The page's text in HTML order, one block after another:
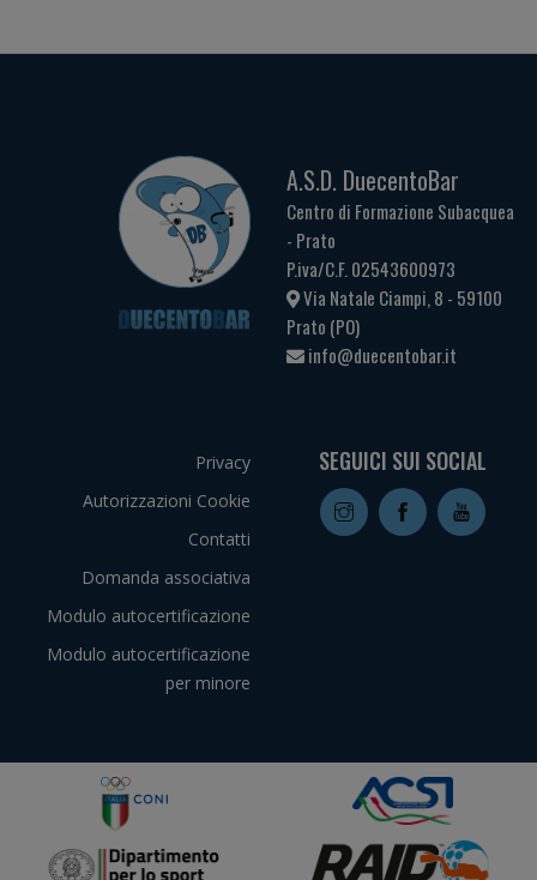
A.S.D. DuecentoBar
Centro di Formazione Subacquea
- Prato
P.iva/C.F. 02543600973
Via Natale Ciampi, 8 - 59100
Prato (PO)
info@duecentobar.it
Privacy
Autorizzazioni Cookie
Contatti
Domanda associativa
Modulo autocertificazione
Modulo autocertificazione
per minore
SEGUICI SUI SOCIAL